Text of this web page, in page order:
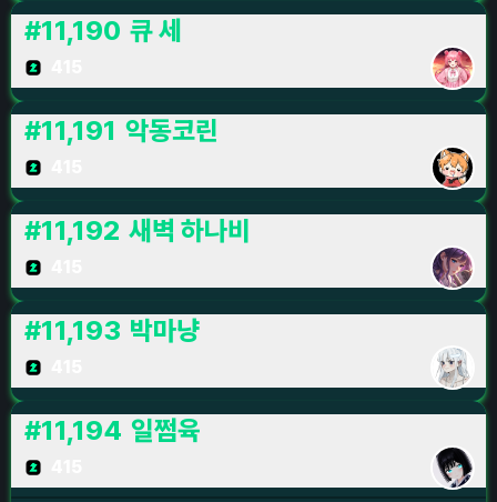
#11,190 큐 세
#11,191 악동코린
#11,192 새벽 하나비
#11,193 박마냥
#11,194 일쩜육